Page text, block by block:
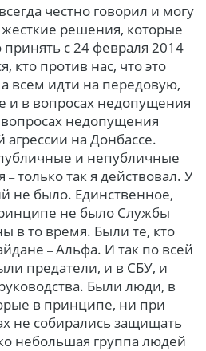
честно говорил и могу
решения, которые
с 24 февраля 2014
кто против нас, что это
а всем идти на передовую,
и в вопросах недопущения
недопущения
на Донбассе.
и непубличные
– только так я действовал. У
не было. Единственное,
не было Службы
в то время. Были те, кто
– Альфа. И так по всей
предатели, и в СБУ, и
Были люди, в
в принципе, ни при
не собирались защищать
небольшая группа людей